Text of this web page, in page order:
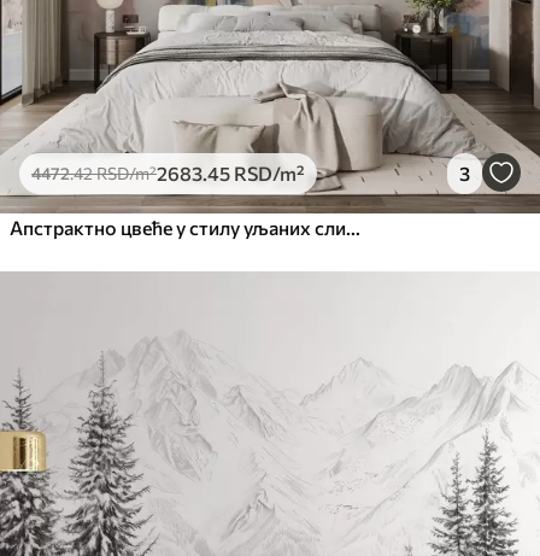
Премиум
.333800.00RSD/m²
Peel and Stick
8166.674900.00RSD/m²
4472.42RSD/m²2683 .45 RSD/m² 3